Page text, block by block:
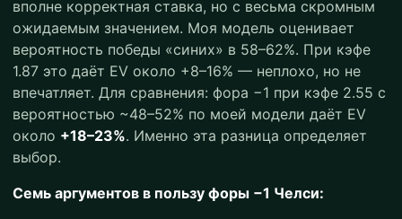
вполне корректная ставка, но с весьма скромным
ожидаемым значением. Моя модель оценивает
вероятность победы «синих» в 58–62%. При кэфе
1.87 это даёт EV около +8–16% — неплохо, но не
впечатляет. Для сравнения: фора −1 при кэфе 2.55 с
вероятностью ~48–52% по моей модели даёт EV
около +18–23%. Именно эта разница определяет
выбор.
Семь аргументов в пользу форы −1 Челси: